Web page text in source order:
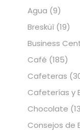
Agua (9)
Bresküì (19)
Business
Café (185)
Cafeteras
Cafeterías y
Chocolate
Consejos de